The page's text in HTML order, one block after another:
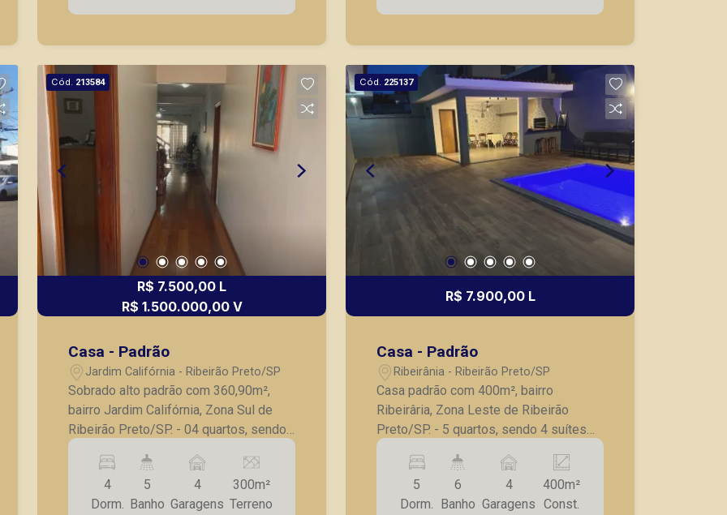
Área de serviço; - Varanda gourmet com
vestiário, lavanderia, banheiro; -
Corredores laterais; - 05 Vagas de
garagem; - Casa pode como residencial
ou comercial. Vamos agendar uma
vista? A Piramid tem como objetivo
atender seus clientes com agilidade e
segurança, em locação, vendas de
imóveis prontos, usados ou mesmo
nos principais lançamentos da cidade
de Ribeirão Preto.
preparação de jacuzzi ou piscina; -
A Piramid tem como objetivo atender
seus clientes com agilidade e
segurança, em locação, vendas de
imóveis prontos, usados ou mesmo
nos principais lançamentos da cidade
de Ribeirão Preto.
Cód. 213584
R$ 7.500,00 L
R$ 1.500.000,00 V
Casa - Padrão
Jardim Califórnia - Ribeirão Preto/SP
Sobrado alto padrão com 360,90m²,
bairro Jardim Califórnia, Zona Sul de
Ribeirão Preto/SP. - 04 quartos, sendo
03 suítes; - 02 suítes são com sacada,
a suíte principal com ampla sacada com
vista para a área de lazer; - Lavabo; -
Escritório; - Sala para 02 ambientes; -
4
Dorm.
5
Banho
4
Garagens
300m²
Terreno
Cód. 225137
R$ 7.900,00 L
Casa - Padrão
Ribeirânia - Ribeirão Preto/SP
Casa padrão com 400m², bairro
Ribeirâria, Zona Leste de Ribeirão
Preto/SP. - 5 quartos, sendo 4 suítes
com ar condicionado; - Lavabo; - Sala
de Tv; - Sala para 2 ambientes; -
Cozinha; - Despensa; - Área gourmet
com churrasqueira; - Piscina; - 4 vagas
5
Dorm.
6
Banho
4
Garagens
400m²
Const.